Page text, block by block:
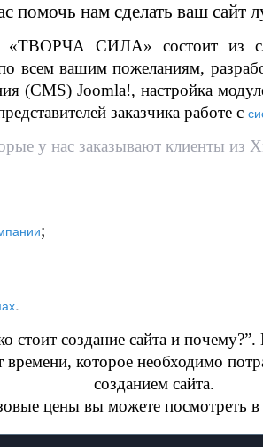
помочь нам сделать ваш сайт
«ТВОРЧА СИЛА» состоит из
всем вашим пожеланиям,
(CMS) Joomla!, настройка
заказчика работе с
у нас заказывают клиенты из
;
.
стоит создание сайта и
времени, которое необходимо
созданием сайта.
цены вы можете посмотреть в